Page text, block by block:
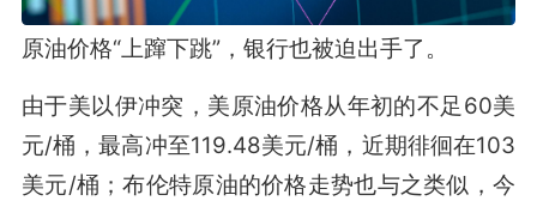
原油价格“上蹿下跳”，银行也被迫出手了。
由于美以伊冲突，美原油价格从年初的不足60美
元/桶，最高冲至119.48美元/桶，近期徘徊在103
美元/桶；布伦特原油的价格走势也与之类似，今